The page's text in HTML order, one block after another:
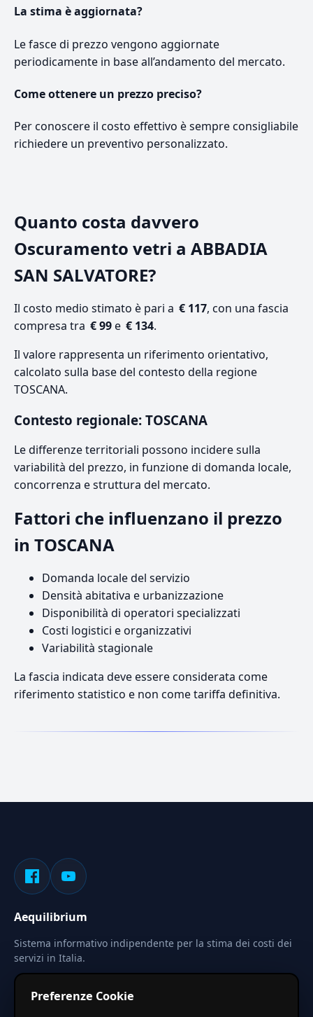
La stima è aggiornata?
Le fasce di prezzo vengono aggiornate
periodicamente in base all’andamento del mercato.
Come ottenere un prezzo preciso?
Per conoscere il costo effettivo è sempre consigliabile
richiedere un preventivo personalizzato.
Quanto costa davvero
Oscuramento vetri a ABBADIA
SAN SALVATORE?
Il costo medio stimato è pari a € 117, con una fascia
compresa tra € 99e € 134.
Il valore rappresenta un riferimento orientativo,
calcolato sulla base del contesto della regione
TOSCANA.
Contesto regionale: TOSCANA
Le differenze territoriali possono incidere sulla
variabilità del prezzo, in funzione di domanda locale,
concorrenza e struttura del mercato.
Fattori che influenzano il prezzo
in TOSCANA
Domanda locale del servizio
Densità abitativa e urbanizzazione
Disponibilità di operatori specializzati
Costi logistici e organizzativi
Variabilità stagionale
La fascia indicata deve essere considerata come
riferimento statistico e non come tariffa definitiva.
Aequilibrium
Sistema informativo indipendente per la stima dei costi dei
servizi in Italia.
Preferenze Cookie